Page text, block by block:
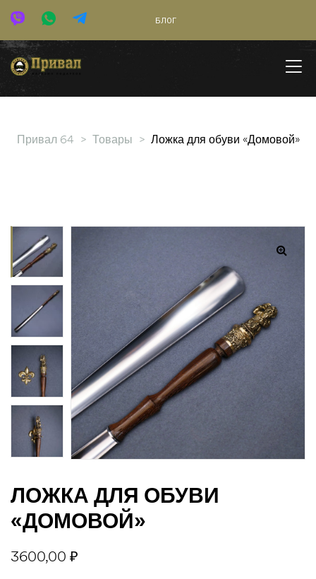
БЛОГ
Привал 64 > Товары > Ложка для обуви «Домовой»
ЛОЖКА ДЛЯ ОБУВИ
«ДОМОВОЙ»
3600,00 ₽